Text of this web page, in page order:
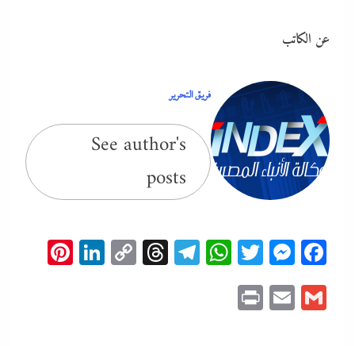
عن الكاتب
فريق التحرير
See author's
posts
Facebook
Messenger
Twitter
WhatsApp
Telegram
Threads
Copy
Gmail
Email